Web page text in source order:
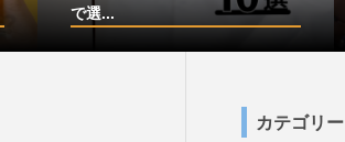
で選...
カテゴリー